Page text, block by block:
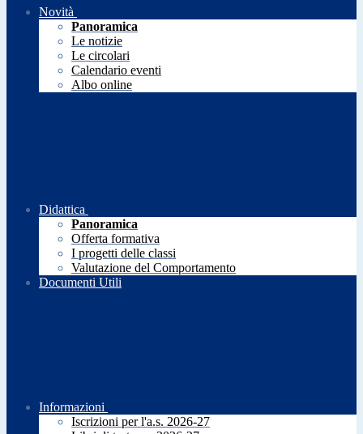
Novità
Panoramica
Le notizie
Le circolari
Calendario eventi
Albo online
Didattica
Panoramica
Offerta formativa
I progetti delle classi
Valutazione del Comportamento
Documenti Utili
Informazioni
Iscrizioni per l'a.s. 2026-27